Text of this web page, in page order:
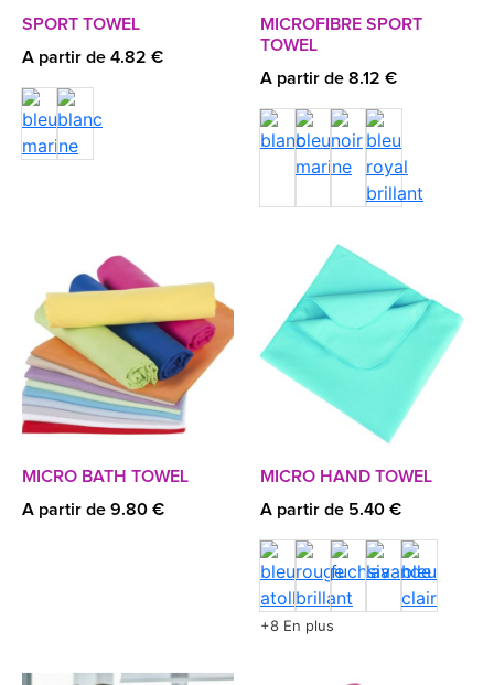
SPORT TOWEL
A partir de 4.82 €
MICROFIBRE SPORT
TOWEL
A partir de 8.12 €
MICRO BATH TOWEL
A partir de 9.80 €
MICRO HAND TOWEL
A partir de 5.40 €
+8 En plus